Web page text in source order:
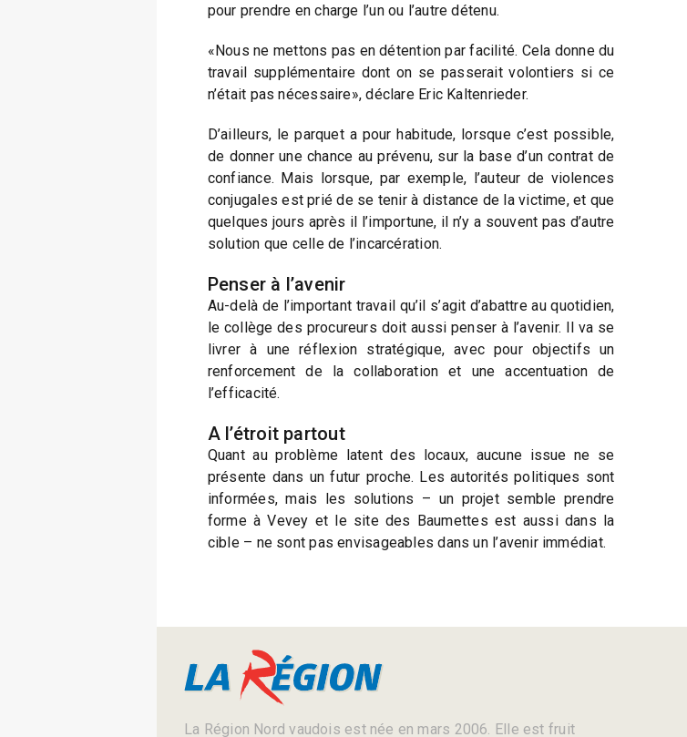
pour prendre en charge l’un ou l’autre détenu.
«Nous ne mettons pas en détention par facilité. Cela donne du
travail supplémentaire dont on se passerait volontiers si ce
n’était pas nécessaire», déclare Eric Kaltenrieder.
D’ailleurs, le parquet a pour habitude, lorsque c’est possible,
de donner une chance au prévenu, sur la base d’un contrat de
confiance. Mais lorsque, par exemple, l’auteur de violences
conjugales est prié de se tenir à distance de la victime, et que
quelques jours après il l’importune, il n’y a souvent pas d’autre
solution que celle de l’incarcération.
Penser à l’avenir
Au-delà de l’important travail qu’il s’agit d’abattre au quotidien,
le collège des procureurs doit aussi penser à l’avenir. Il va se
livrer à une réflexion stratégique, avec pour objectifs un
renforcement de la collaboration et une accentuation de
l’efficacité.
A l’étroit partout
Quant au problème latent des locaux, aucune issue ne se
présente dans un futur proche. Les autorités politiques sont
informées, mais les solutions – un projet semble prendre
forme à Vevey et le site des Baumettes est aussi dans la
cible – ne sont pas envisageables dans un l’avenir immédiat.
La Région Nord vaudois est née en mars 2006. Elle est fruit